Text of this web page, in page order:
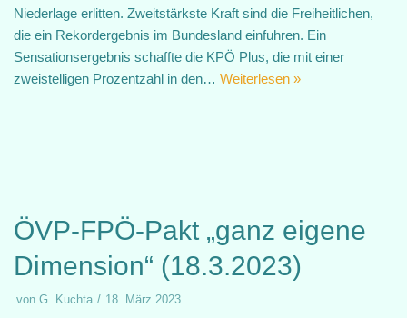
Niederlage erlitten. Zweitstärkste Kraft sind die Freiheitlichen,
die ein Rekordergebnis im Bundesland einfuhren. Ein
Sensationsergebnis schaffte die KPÖ Plus, die mit einer
zweistelligen Prozentzahl in den… Weiterlesen »
ÖVP-FPÖ-Pakt „ganz eigene
Dimension“ (18.3.2023)
von G. Kuchta 18. März 2023